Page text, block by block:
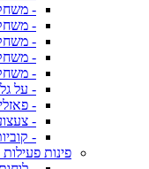
-
-
-
-
-
- על
-
-
-
פינות פעילות